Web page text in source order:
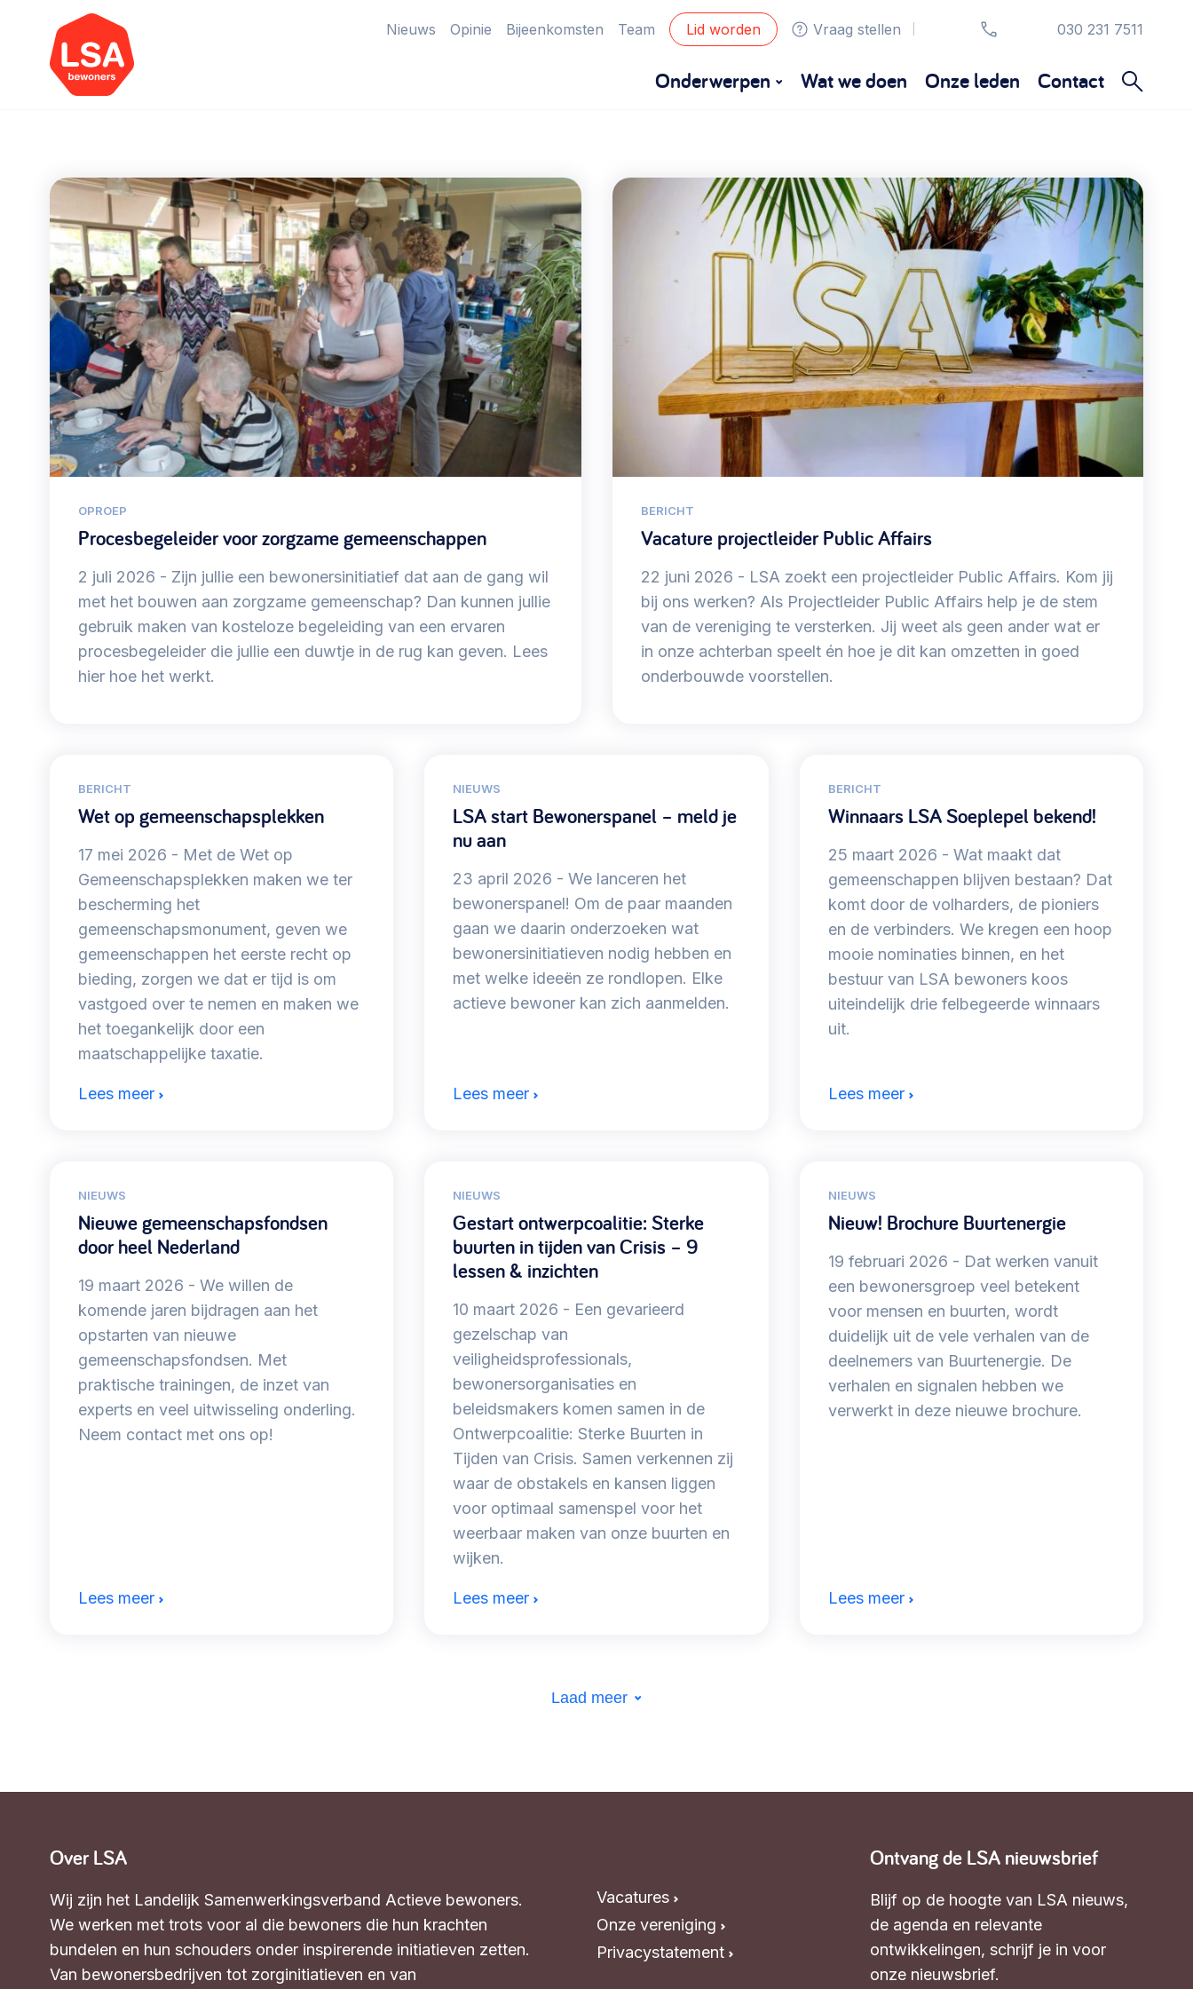
Nieuws Opinie Bijeenkomsten Team Lid worden Vraag stellen 030 231 7511
Onderwerpen
Rechtsvormen, positionering,
organisatiemodellen >
Financieringsvormen, administratie, begroting
en omzet >
Bestuur, horeca, evenementen, verhuur en
communicatie >
Vrijwilligers en medewerkers
Werving, contracten en vergoedingen,
betaalde krachten >
Eigen gebouw
Huren of kopen, maatschappelijk vastgoed,
ontmoetingsplekken >
Sociaal ondernemen
Bewonersbedrijf starten, ondernemingsplan
maken >
Buurtbewoners verbinden
Community building en ABCD,
welkomstcultuur >
Zorgzame gemeenschappen
Betrokken buurten, contact stimuleren,
netwerken uitbreiden >
Wijkaanpak
Werken aan de wijk, ABCD, WijkWijzer >
ontmoetingsplekken >
democratie >
Samenwerken en lokale politiek
Lobbyen, invloed uitoefenen,
maatschappelijke impact >
Omgevingswet en gebiedsontwikkeling
invoering omgevingswet, participatie,
gebiedsontwikkeling>
Je kunt altijd contact met ons opnemen via telefoon of e-mail.
Vraag stellen
030 231
7511
info@lsabewoners.nl
Wat we doen Onze leden Contact
OPROEP
Procesbegeleider voor zorgzame gemeenschappen
2 juli 2026
Zijn jullie een bewonersinitiatief dat aan de gang wil
met het bouwen aan zorgzame gemeenschap? Dan kunnen jullie
gebruik maken van kosteloze begeleiding van een ervaren
procesbegeleider die jullie een duwtje in de rug kan geven. Lees
hier hoe het werkt.
BERICHT
Vacature projectleider Public Affairs
22 juni 2026
LSA zoekt een projectleider Public Affairs. Kom jij
bij ons werken? Als Projectleider Public Affairs help je de stem
van de vereniging te versterken. Jij weet als geen ander wat er
in onze achterban speelt én hoe je dit kan omzetten in goed
onderbouwde voorstellen.
BERICHT
Wet op gemeenschapsplekken
17 mei 2026
Met de Wet op
Gemeenschapsplekken maken we ter
bescherming het
gemeenschapsmonument, geven we
gemeenschappen het eerste recht op
bieding, zorgen we dat er tijd is om
vastgoed over te nemen en maken we
het toegankelijk door een
maatschappelijke taxatie.
Lees meer
NIEUWS
LSA start Bewonerspanel – meld je
nu aan
23 april 2026
We lanceren het
bewonerspanel! Om de paar maanden
gaan we daarin onderzoeken wat
bewonersinitiatieven nodig hebben en
met welke ideeën ze rondlopen. Elke
actieve bewoner kan zich aanmelden.
Lees meer
BERICHT
Winnaars LSA Soeplepel bekend!
25 maart 2026
Wat maakt dat
gemeenschappen blijven bestaan? Dat
komt door de volharders, de pioniers
en de verbinders. We kregen een hoop
mooie nominaties binnen, en het
bestuur van LSA bewoners koos
uiteindelijk drie felbegeerde winnaars
uit.
Lees meer
NIEUWS
Nieuwe gemeenschapsfondsen
door heel Nederland
19 maart 2026
We willen de
komende jaren bijdragen aan het
opstarten van nieuwe
gemeenschapsfondsen. Met
praktische trainingen, de inzet van
experts en veel uitwisseling onderling.
Neem contact met ons op!
Lees meer
NIEUWS
Gestart ontwerpcoalitie: Sterke
buurten in tijden van Crisis – 9
lessen & inzichten
10 maart 2026
Een gevarieerd
gezelschap van
veiligheidsprofessionals,
bewonersorganisaties en
beleidsmakers komen samen in de
Ontwerpcoalitie: Sterke Buurten in
Tijden van Crisis. Samen verkennen zij
waar de obstakels en kansen liggen
voor optimaal samenspel voor het
weerbaar maken van onze buurten en
wijken.
Lees meer
NIEUWS
Nieuw! Brochure Buurtenergie
19 februari 2026
Dat werken vanuit
een bewonersgroep veel betekent
voor mensen en buurten, wordt
duidelijk uit de vele verhalen van de
deelnemers van Buurtenergie. De
verhalen en signalen hebben we
verwerkt in deze nieuwe brochure.
Lees meer
Laad meer
Over LSA
Wij zijn het Landelijk Samenwerkingsverband Actieve bewoners.
We werken met trots voor al die bewoners die hun krachten
bundelen en hun schouders onder inspirerende initiatieven zetten.
Van bewonersbedrijven tot zorginitiatieven en van
Vacatures
Onze vereniging
Privacystatement
Ontvang de LSA nieuwsbrief
Blijf op de hoogte van LSA nieuws,
de agenda en relevante
ontwikkelingen, schrijf je in voor
onze nieuwsbrief.